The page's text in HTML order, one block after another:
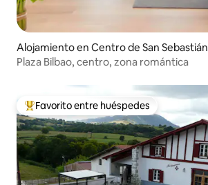
Alojamiento en Centro de San Sebastián
Plaza Bilbao, centro, zona romántica
Favorito entre huéspedes preferido
Favorito entre huéspedes